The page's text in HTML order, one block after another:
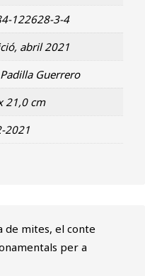
122628-3-4
abril 2021
Padilla Guerrero
21,0 cm
2021
de mites, el conte
per a